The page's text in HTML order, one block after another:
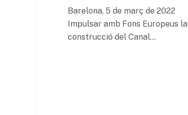
Barelona, 5 de març de 2022
Impulsar amb Fons Europeus la
construcció del Canal…